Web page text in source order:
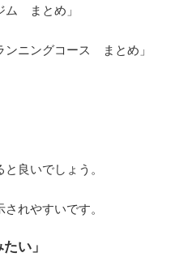
ム まとめ」
ンニングコース まとめ」
良いでしょう。
れやすいです。
い」